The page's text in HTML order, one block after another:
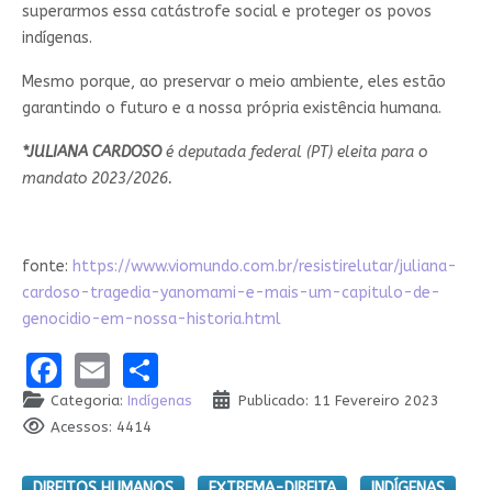
superarmos essa catástrofe social e proteger os povos
indígenas.
Mesmo porque, ao preservar o meio ambiente, eles estão
garantindo o futuro e a nossa própria existência humana.
*JULIANA CARDOSOé deputada federal (PT) eleita para o
mandato 2023/2026.
fonte: https://www.viomundo.com.br/resistirelutar/juliana-
cardoso-tragedia-yanomami-e-mais-um-capitulo-de-
genocidio-em-nossa-historia.html
Facebook
EmailShare
Categoria: Indígenas
Publicado: 11 Fevereiro 2023
Acessos: 4414